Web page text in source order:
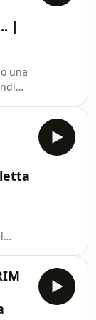
e
|
una
Ci